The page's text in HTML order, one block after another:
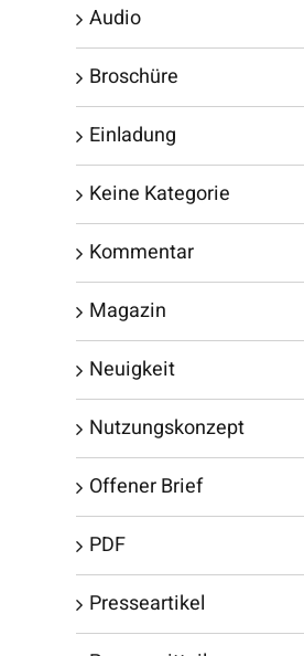
Audio
Broschüre
Einladung
Keine Kategorie
Kommentar
Magazin
Neuigkeit
Nutzungskonzept
Offener Brief
PDF
Presseartikel